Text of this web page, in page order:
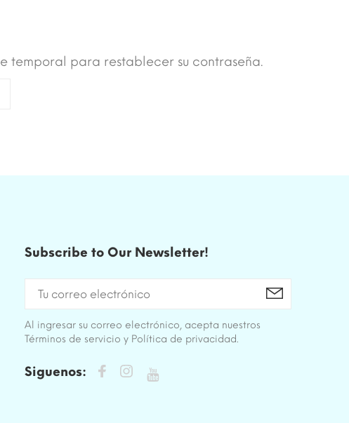
temporal para restablecer su contraseña.
Subscribe to Our Newsletter!
Al ingresar su correo electrónico, acepta nuestros
Términos de servicio y Política de privacidad.
Siguenos: